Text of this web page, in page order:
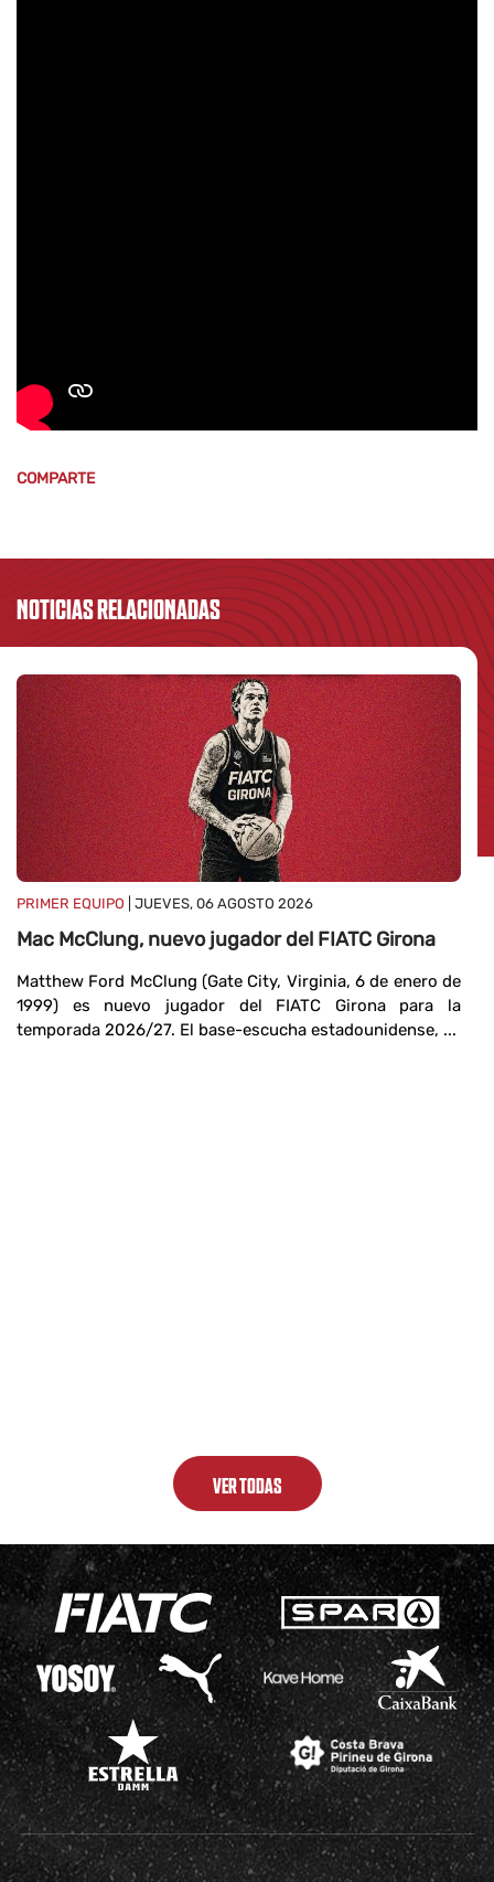
COMPARTE
NOTICIAS RELACIONADAS
PRIMER EQUIPO | JUEVES, 06 AGOSTO 2026
Mac McClung, nuevo jugador del FIATC Girona
Matthew Ford McClung (Gate City, Virginia, 6 de enero de
1999) es nuevo jugador del FIATC Girona para la
temporada 2026/27. El base-escucha estadounidense, ...
VER TODAS